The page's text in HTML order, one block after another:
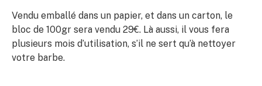
Vendu emballé dans un papier, et dans un carton, le
bloc de 100gr sera vendu 29€. Là aussi, il vous fera
plusieurs mois d’utilisation, s’il ne sert qu’à nettoyer
votre barbe.